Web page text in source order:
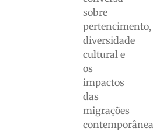
sobre
pertencimento,
diversidade
cultural e
os
impactos
das
migrações